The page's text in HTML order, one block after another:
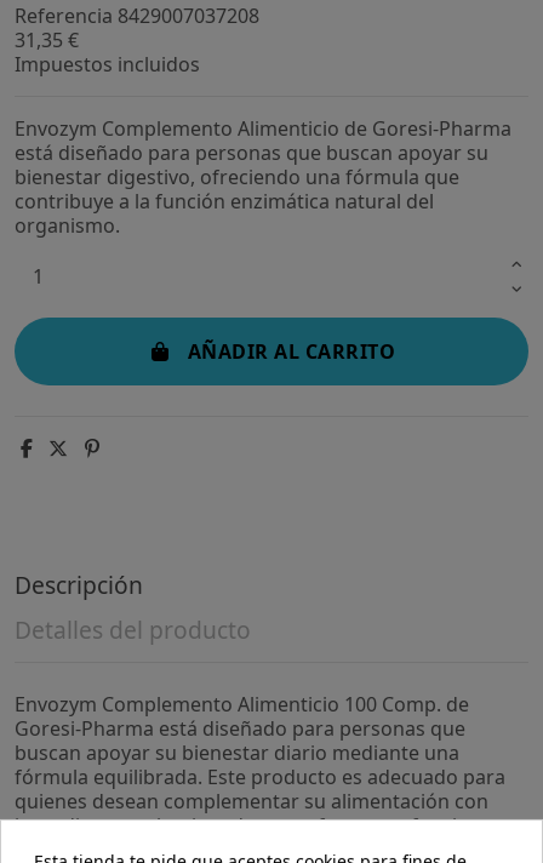
Referencia 8429007037208
31,35 €
Impuestos incluidos
Envozym Complemento Alimenticio de Goresi-Pharma
está diseñado para personas que buscan apoyar su
bienestar digestivo, ofreciendo una fórmula que
contribuye a la función enzimática natural del
organismo.
AÑADIR AL CARRITO
Descripción
Detalles del producto
Envozym Complemento Alimenticio 100 Comp. de
Goresi-Pharma está diseñado para personas que
buscan apoyar su bienestar diario mediante una
fórmula equilibrada. Este producto es adecuado para
quienes desean complementar su alimentación con
ingredientes seleccionados para favorecer funciones
metabólicas y digestivas.